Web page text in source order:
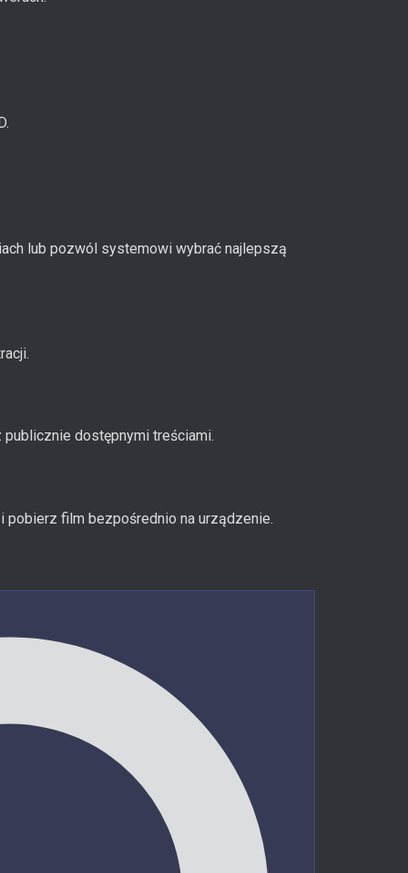
lub pozwól systemowi wybrać najlepszą
publicznie dostępnymi treściami.
pobierz film bezpośrednio na urządzenie.